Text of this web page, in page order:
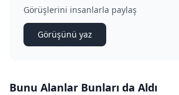
Görüşlerini insanlarla paylaş
Görüşünü yaz
Bunu Alanlar Bunları da Aldı